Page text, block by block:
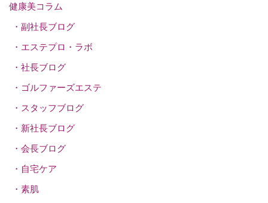
健康美コラム
副社長ブログ
エステプロ・ラボ
社長ブログ
ゴルファーズエステ
スタッフブログ
新社長ブログ
会長ブログ
自宅ケア
素肌